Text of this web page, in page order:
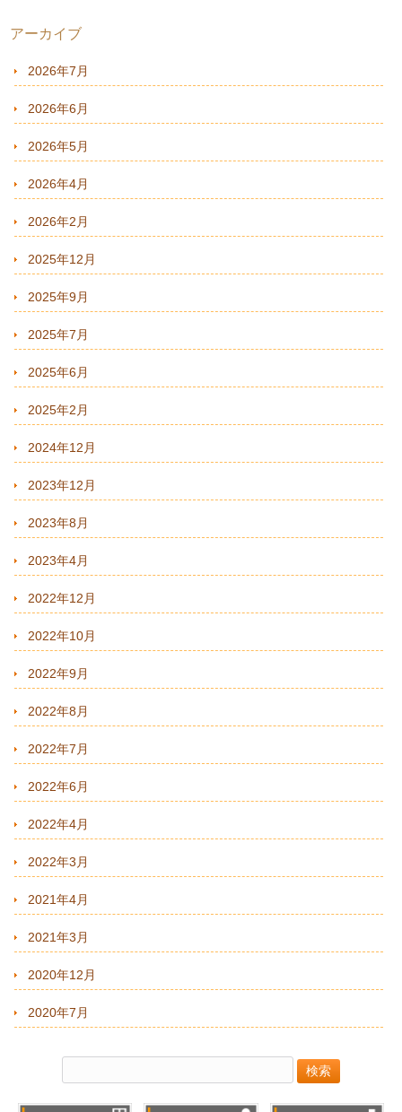
アーカイブ
2026年7月
2026年6月
2026年5月
2026年4月
2026年2月
2025年12月
2025年9月
2025年7月
2025年6月
2025年2月
2024年12月
2023年12月
2023年8月
2023年4月
2022年12月
2022年10月
2022年9月
2022年8月
2022年7月
2022年6月
2022年4月
2022年3月
2021年4月
2021年3月
2020年12月
2020年7月
索: